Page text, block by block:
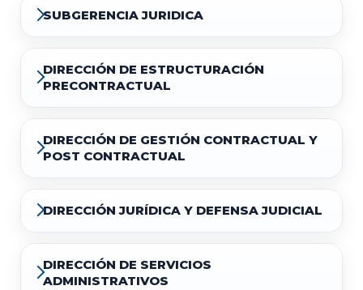
SUBGERENCIA JURIDICA
DIRECCIÓN DE ESTRUCTURACIÓN
PRECONTRACTUAL
DIRECCIÓN DE GESTIÓN CONTRACTUAL Y
POST CONTRACTUAL
DIRECCIÓN JURÍDICA Y DEFENSA JUDICIAL
DIRECCIÓN DE SERVICIOS
ADMINISTRATIVOS